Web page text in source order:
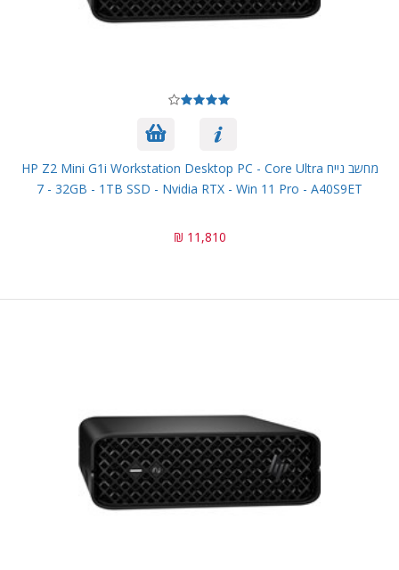
מחשב נייח HP Z2 Mini G1i Workstation Desktop PC - Core Ultra
7 - 32GB - 1TB SSD - Nvidia RTX - Win 11 Pro - A40S9ET
11,810 ₪